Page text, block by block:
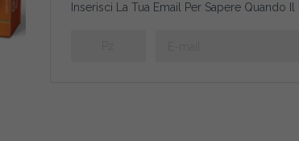
Inserisci La Tua Email Per Sapere Quando